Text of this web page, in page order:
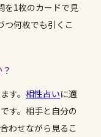
を1枚のカードで見
つ何枚でも引くこ
す。 相性占いに適
す。相手と自分の
わせながら見るこ